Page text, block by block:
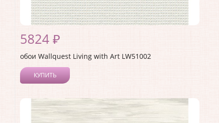
5824 ₽
обои Wallquest Living with Art LW51002
КУПИТЬ
Коллекция:Living with Art
Длина рулона:
Ширина рулона:
0.68